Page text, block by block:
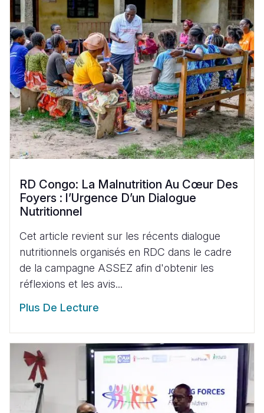
RD Congo: La Malnutrition Au Cœur Des
Foyers : l’Urgence D’un Dialogue
Nutritionnel
Cet article revient sur les récents dialogue
nutritionnels organisés en RDC dans le cadre
de la campagne ASSEZ afin d'obtenir les
réflexions et les avis...
Plus De Lecture